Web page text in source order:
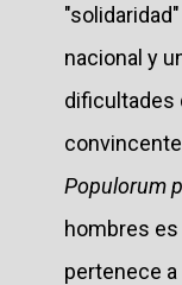
nacional y
dificultades
Populorum
hombres
pertenece a